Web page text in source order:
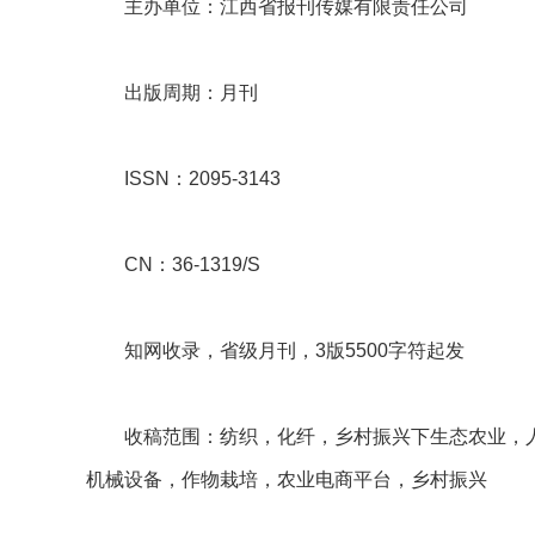
主办单位：江西省报刊传媒有限责任公司
出版周期：月刊
ISSN：2095-3143
CN：36-1319/S
知网收录，省级月刊，3版5500字符起发
收稿范围：纺织，化纤，乡村振兴下生态农业
机械设备，作物栽培，农业电商平台，乡村振兴